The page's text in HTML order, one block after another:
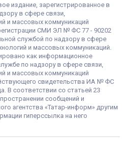
издание, зарегистрированное в
в сфере связи,
и массовых коммуникаций
СМИ ЭЛ № ФС 77 - 90202
службой по надзору в сфере
и массовых коммуникаций.
как информационное
по надзору в сфере связи,
и массовых коммуникаций
свидетельства ИА № ФС
В соответствии со статьей 23
сообщений и
агентства «Татар-информ» другим
гиперссылка на него